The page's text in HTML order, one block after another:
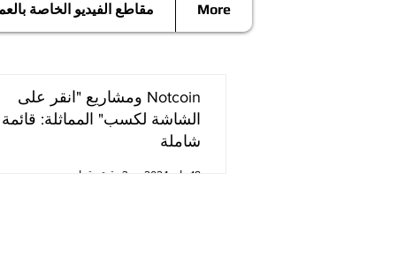
مقاطع الفيديو الخاصة More
Notcoin ومشاريع "انقر على
الشاشة لكسب" المماثلة: قائمة
شاملة
18 مايو 2024 3 دقيقة قراءة